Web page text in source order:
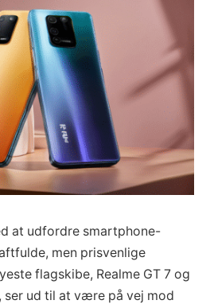
at udfordre smartphone-
men prisvenlige
flagskibe, Realme GT 7 og
ser ud til at være på vej mod